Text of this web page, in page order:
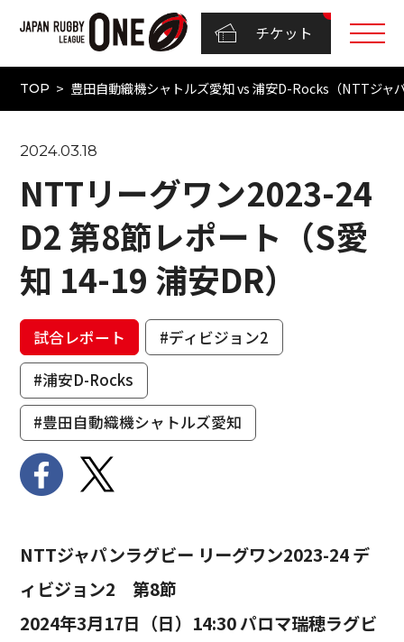
チケット
TOP 豊田自動織機シャトルズ愛知 vs 浦安D-Rocks（NTTジ
2024.03.18
NTTリーグワン2023-24
D2 第8節レポート（S愛
知 14-19 浦安DR）
試合レポート
#ディビジョン2
#浦安D-Rocks
#豊田自動織機シャトルズ愛知
NTTジャパンラグビー リーグワン2023-24 デ
ィビジョン2 第8節
2024年3月17日（日）14:30 パロマ瑞穂ラグビ